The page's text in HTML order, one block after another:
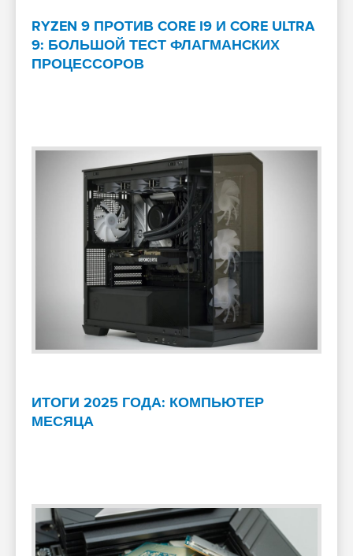
RYZEN 9 ПРОТИВ CORE I9 И CORE ULTRA
9: БОЛЬШОЙ ТЕСТ ФЛАГМАНCКИХ
ПРОЦЕССОРОВ
ИТОГИ 2025 ГОДА: КОМПЬЮТЕР
МЕСЯЦА